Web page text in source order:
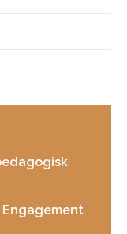
Engagement